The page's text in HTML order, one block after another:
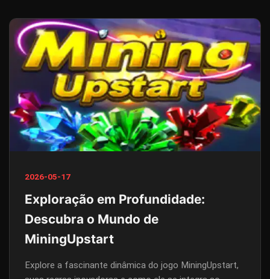
2026-05-17
Exploração em Profundidade:
Descubra o Mundo de
MiningUpstart
Explore a fascinante dinâmica do jogo MiningUpstart,